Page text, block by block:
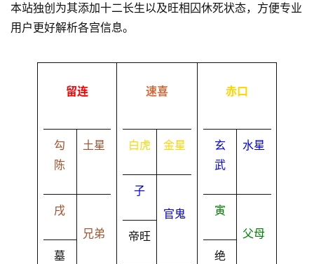
本站独创为其添加十二长生以及旺相囚休死状态，方便专业
用户更好解析各宫信息。
留连
勾
陈
土星
戌
墓
兄弟
速喜
白虎 金星
子
帝旺
官鬼
赤口
玄
武
水星
寅
绝
父母